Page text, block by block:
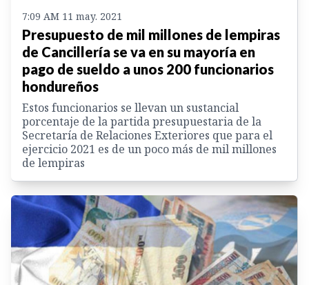
7:09 AM 11 may. 2021
Presupuesto de mil millones de lempiras
de Cancillería se va en su mayoría en
pago de sueldo a unos 200 funcionarios
hondureños
Estos funcionarios se llevan un sustancial
porcentaje de la partida presupuestaria de la
Secretaría de Relaciones Exteriores que para el
ejercicio 2021 es de un poco más de mil millones
de lempiras